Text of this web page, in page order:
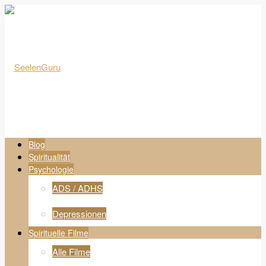
Blog
Spiritualität
Psychologie
ADS / ADHS
Depressionen
Spirituelle Filme
Alle Filme